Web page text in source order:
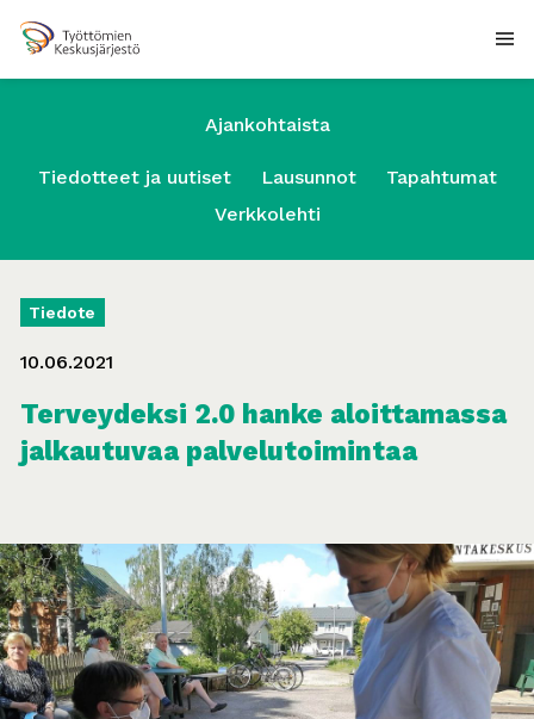
Ajankohtaista
Tiedotteet ja uutiset Lausunnot
Tapahtumat
Verkkolehti
Tiedote
10.06.2021
Terveydeksi 2.0 hanke aloittamassa
jalkautuvaa palvelutoimintaa